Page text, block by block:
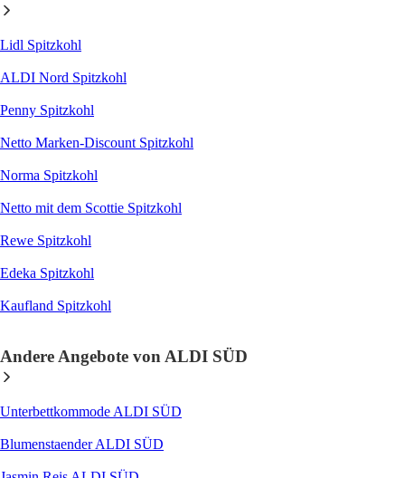
Lidl Spitzkohl
ALDI Nord Spitzkohl
Penny Spitzkohl
Netto Marken-Discount Spitzkohl
Norma Spitzkohl
Netto mit dem Scottie Spitzkohl
Rewe Spitzkohl
Edeka Spitzkohl
Kaufland Spitzkohl
Andere Angebote von ALDI SÜD
Unterbettkommode ALDI SÜD
Blumenstaender ALDI SÜD